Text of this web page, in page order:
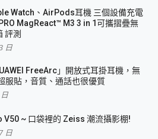
Watch、AirPods耳機 三個設備充電
MagReact™ M3 3 in 1可攜摺疊無
評測
日
FreeArc」開放式耳掛耳機，無
服貼，音質、通話也很優質
V50 ~ 口袋裡的 Zeiss 潮流攝影棚!
日